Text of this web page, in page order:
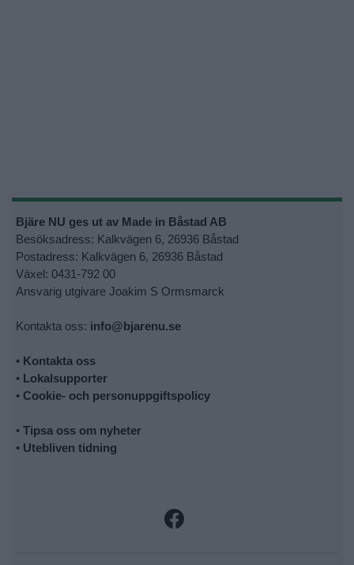
Bjäre NU ges ut av Made in Båstad AB
Besöksadress: Kalkvägen 6, 26936 Båstad
Postadress: Kalkvägen 6, 26936 Båstad
Växel: 0431-792 00
Ansvarig utgivare Joakim S Ormsmarck
Kontakta oss: info@bjarenu.se
• Kontakta oss
• Lokalsupporter
• Cookie- och personuppgiftspolicy
• Tipsa oss om nyheter
• Utebliven tidning